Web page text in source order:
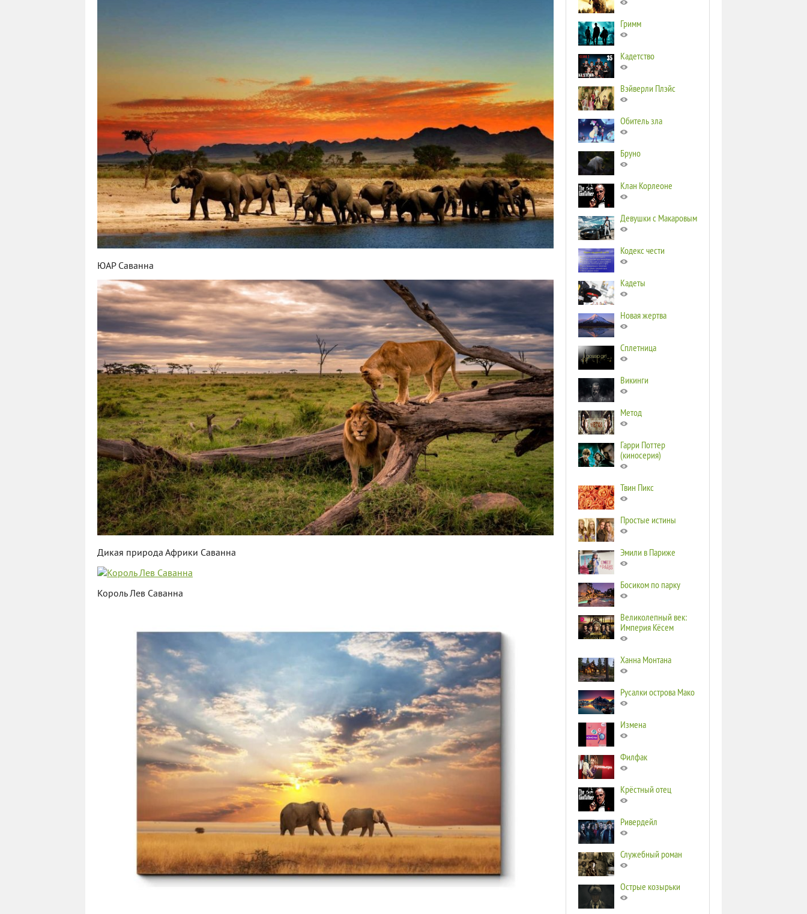
ЮАР Саванна
Дикая природа Африки Саванна
Король Лев Саванна
Гримм
Кадетство
Вэйверли Плэйс
Обитель зла
Бруно
Клан Корлеоне
Девушки с Макаровым
Кодекс чести
Кадеты
Новая жертва
Сплетница
Викинги
Метод
Гарри Поттер
(киносерия)
Твин Пикс
Простые истины
Эмили в Париже
Босиком по парку
Великолепный век:
Империя Кёсем
Ханна Монтана
Русалки острова Мако
Измена
Филфак
Крёстный отец
Ривердейл
Служебный роман
Острые козырьки